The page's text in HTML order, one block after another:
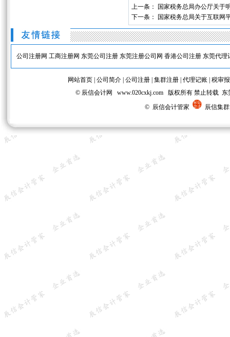
上一条：
国家税务总局办公厅关于
下一条：
国家税务总局关于互联网
公司注册网 工商注册网 东莞公司注册 东莞注册公司网 香港公司注册 东莞代理
网站首页 公司简介 公司注册 集群注册 代理记账 税审
© 辰信会计网 www.020cxkj.com 版权所有 禁止转载
© 辰信会计管家
辰信集